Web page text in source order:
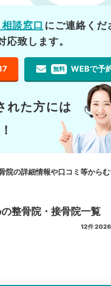
談窓口 にご連絡くだ
致します。
無料 WEBで予
れた方には
院の詳細情報や口コミ等から
整骨院・接骨院一覧
12件